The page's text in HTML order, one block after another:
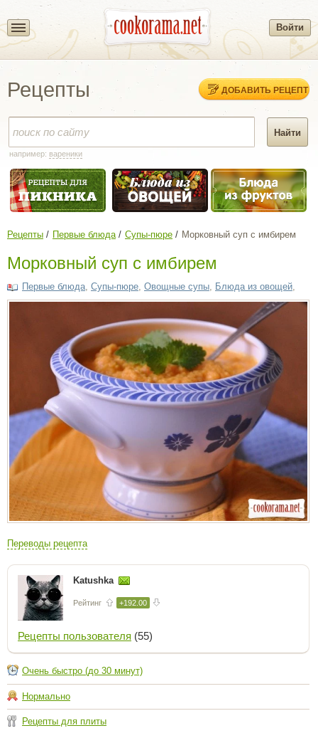
Войти
Рецепты ДОБАВИТЬ РЕЦЕПТ
например: вареники
Рецепты Первые блюда Супы-пюре Морковный суп с имбирем
Морковный суп с имбирем
Первые блюда Супы-пюре Овощные супы Блюда из овощей
Переводы рецепта
Katushka
Рейтинг +192.00
Рецепты пользователя (55)
Очень быстро (до 30 минут)
Нормально
Рецепты для плиты